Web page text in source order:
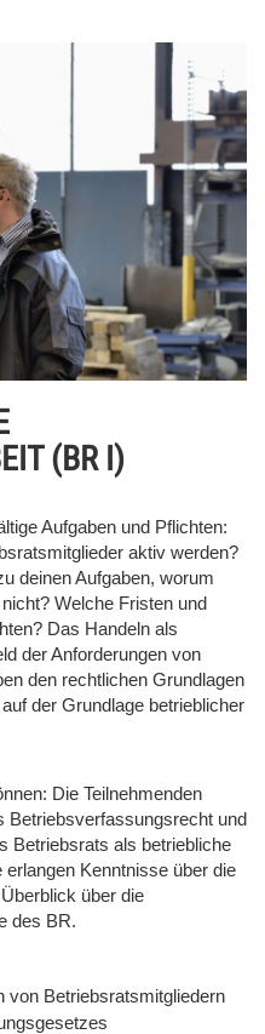
(BR I)
Aufgaben und Pflichten:
aktiv werden?
deinen Aufgaben, worum
Welche Fristen und
Das Handeln als
der Anforderungen von
den rechtlichen Grundlagen
der Grundlage betrieblicher
Die Teilnehmenden
Betriebsverfassungsrecht und
Betriebsrats als betriebliche
Kenntnisse über die
über die
des BR.
von Betriebsratsmitgliedern